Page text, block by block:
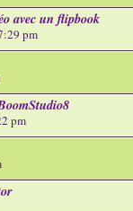
avec un flipbook
pm
pm